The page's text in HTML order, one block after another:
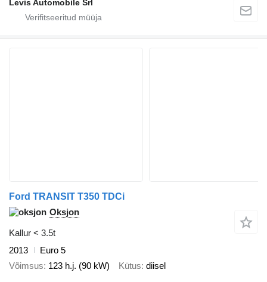
Levis Automobile Srl
Ford TRANSIT T350 TDCi
Oksjon
Kallur < 3.5t
2013
Euro 5
Võimsus 123 h.j. (90 kW) Kütus diisel